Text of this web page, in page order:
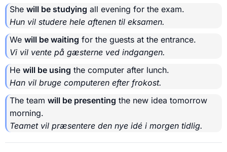
She will be studying all evening for the exam.
Hun vil studere hele aftenen til eksamen.
We will be waiting for the guests at the entrance.
Vi vil vente på gæsterne ved indgangen.
He will be using the computer after lunch.
Han vil bruge computeren efter frokost.
The team will be presenting the new idea tomorrow
morning.
Teamet vil præsentere den nye idé i morgen tidlig.